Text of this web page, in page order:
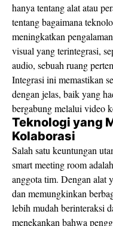
hanya tentang alat atau
tentang bagaimana
meningkatkan
visual yang terintegrasi,
audio, sebuah ruang
Integrasi ini memastikan
dengan jelas, baik yang
bergabung melalui video
Teknologi yang
Kolaborasi
Salah satu keuntungan
smart meeting room
anggota tim. Dengan alat
dan memungkinkan
lebih mudah berinteraksi
menekankan bahwa